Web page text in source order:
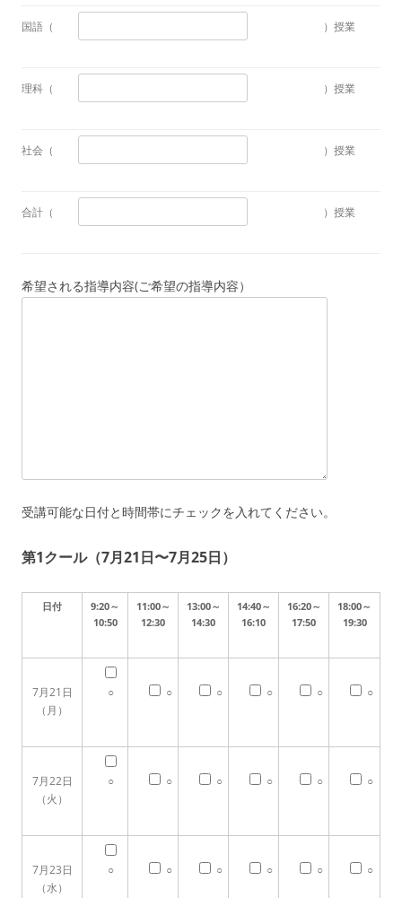
国語（ ）授業
理科（ ）授業
社会（ ）授業
合計（ ）授業
希望される指導内容(ご希望の指導内容）
受講可能な日付と時間帯にチェックを入れてください。
第1クール（7月21日〜7月25日）
日付
9:20～
10:50
11:00～
12:30
13:00～
14:30
14:40～
16:10
16:20～
17:50
18:00～
19:30
7月21日
（月）
○ ○ ○ ○ ○ ○
7月22日
（火）
○ ○ ○ ○ ○ ○
7月23日
（水）
○ ○ ○ ○ ○ ○